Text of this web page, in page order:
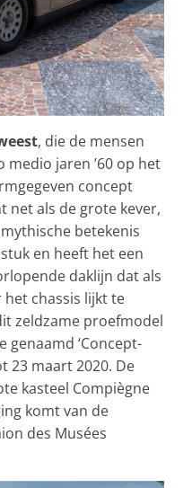
, die de mensen
medio jaren ’60 op het
concept
net als de grote kever,
betekenis
en heeft het een
daklijn dat als
chassis lijkt te
zeldzame proefmodel
genaamd ‘Concept-
23 maart 2020. De
kasteel Compiègne
komt van de
des Musées